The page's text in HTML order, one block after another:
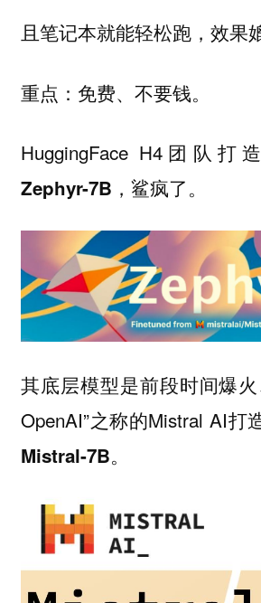
且笔记本就能轻松跑，效果
重点： 免费、不要钱。
HuggingFace H4团队打
Zephyr-7B ，鲨疯了。
其底层模型是前段时间爆
OpenAI”之称的Mistral AI打
Mistral-7B。